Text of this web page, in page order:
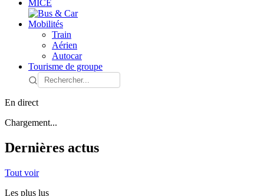
MICE
Mobilités
Train
Aérien
Autocar
Tourisme de groupe
En direct
Chargement...
Dernières actus
Tout voir
Les plus lus